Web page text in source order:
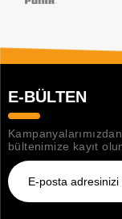
E-BÜLTEN
bültenimize kayıt